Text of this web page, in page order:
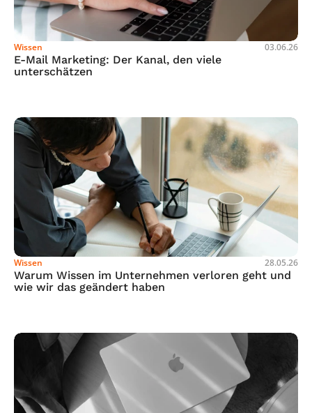
Wissen 03.06.26
E-Mail Marketing: Der Kanal, den viele
unterschätzen
Wissen 28.05.26
Warum Wissen im Unternehmen verloren geht und
wie wir das geändert haben